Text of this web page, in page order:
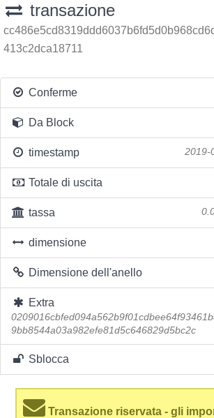
transazione
413c2dca18711
Conferme
Da Block
timestamp 2019-
Totale di uscita
tassa
dimensione
Dimensione dell'anello
Extra
9bb8544a03a982efe81d5c646829d5bc2c
Sblocca
Transazione riservata - gli